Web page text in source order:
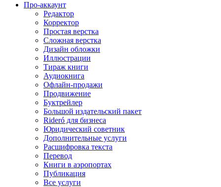
Про-аккаунт
Редактор
Корректор
Простая верстка
Сложная верстка
Дизайн обложки
Иллюстрации
Тираж книги
Аудиокнига
Офлайн-продажи
Продвижение
Буктрейлер
Большой издательский пакет
Rideró для бизнеса
Юридический советник
Дополнительные услуги
Расшифровка текста
Перевод
Книги в аэропортах
Публикация
Все услуги